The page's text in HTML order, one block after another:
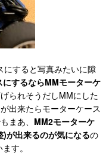
にすると写真みたいに隙
するならMMモーターケ
られそうだしMMにした
出来たらモーターケース
まあ、 MM2モーターケ
が出来るのが気になるの
す。